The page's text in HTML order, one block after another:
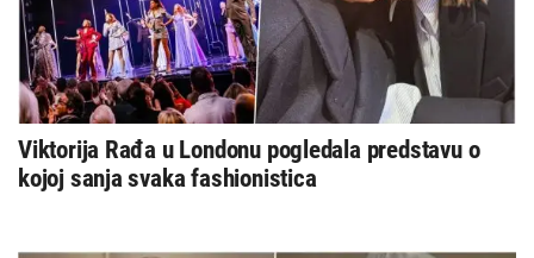
Viktorija Rađa u Londonu pogledala predstavu o
kojoj sanja svaka fashionistica